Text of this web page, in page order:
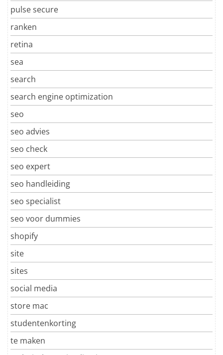
pulse secure
ranken
retina
sea
search
search engine optimization
seo
seo advies
seo check
seo expert
seo handleiding
seo specialist
seo voor dummies
shopify
site
sites
social media
store mac
studentenkorting
te maken